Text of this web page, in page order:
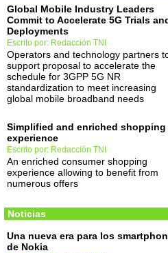
Global Mobile Industry Leaders
Commit to Accelerate 5G Trials
Deployments
Escrito por: Redacción TNI
Operators and technology partners
support proposal to accelerate the
schedule for 3GPP 5G NR
standardization to meet increasing
global mobile broadband needs
Simplified and enriched shopping
experience
Escrito por: Redacción TNI
An enriched consumer shopping
experience allowing to benefit from
numerous offers
Noticias
Una nueva era para los
de Nokia